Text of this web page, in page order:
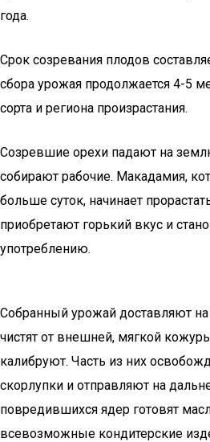
года.
Срок созревания плодов
сбора урожая продолжается 4-5
сорта и региона произрастания.
Созревшие орехи падают на
собирают рабочие. Макадамия,
больше суток, начинает
приобретают горький вкус и
употреблению.
Собранный урожай доставляют
чистят от внешней, мягкой
калибруют. Часть из них
скорлупки и отправляют на
повредившихся ядер готовят
всевозможные кондитерские